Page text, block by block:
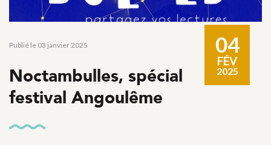
Publié le 03 janvier 2025 04
FÉV
2025
Noctambulles, spécial
festival Angoulême